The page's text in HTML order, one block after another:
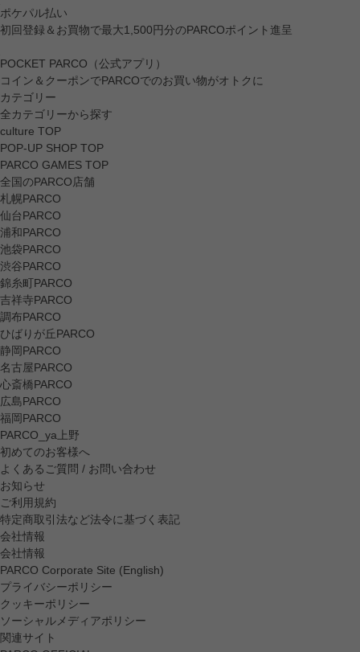
ポケパル払い
初回登録＆お買物で最大1,500円分のPARCOポイント進呈
POCKET PARCO（公式アプリ）
コイン＆クーポンでPARCOでのお買い物がオトクに
カテゴリー
全カテゴリーから探す
culture TOP
POP-UP SHOP TOP
PARCO GAMES TOP
全国のPARCO店舗
札幌PARCO
仙台PARCO
浦和PARCO
池袋PARCO
渋谷PARCO
錦糸町PARCO
吉祥寺PARCO
調布PARCO
ひばりが丘PARCO
静岡PARCO
名古屋PARCO
心斎橋PARCO
広島PARCO
福岡PARCO
PARCO_ya上野
初めてのお客様へ
よくあるご質問 / お問い合わせ
お知らせ
ご利用規約
特定商取引法など法令に基づく表記
会社情報
会社情報
PARCO Corporate Site (English)
プライバシーポリシー
クッキーポリシー
ソーシャルメディアポリシー
関連サイト